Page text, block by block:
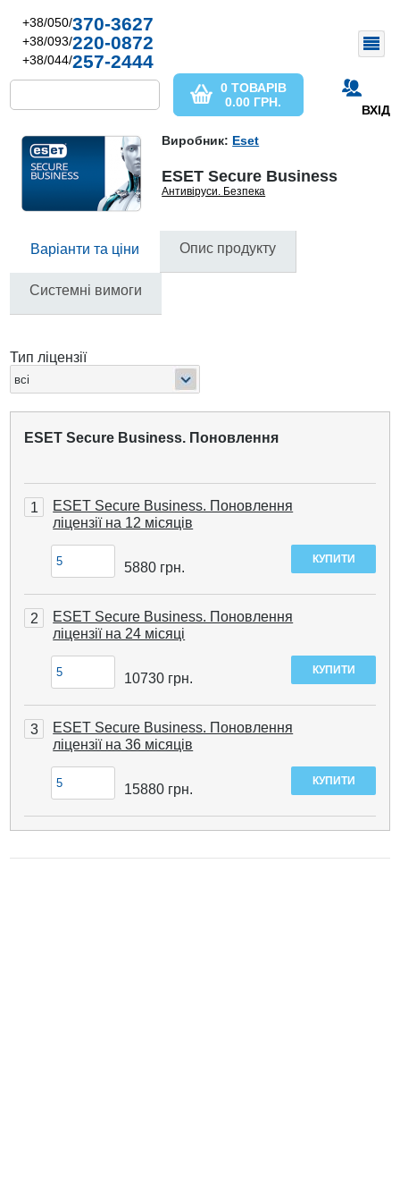
+38/050/370-3627
+38/093/220-0872
+38/044/257-2444
ВХІД
0 ТОВАРІВ
0.00 ГРН.
Виробник: Eset
ESET Secure Business
Антивіруси. Безпека
Варіанти та ціни Опис продукту
Системні вимоги
Тип ліцензії
ESET Secure Business. Поновлення
1
ESET Secure Business. Поновлення
ліцензії на 12 місяців
5880 грн.
2
ESET Secure Business. Поновлення
ліцензії на 24 місяці
10730 грн.
3
ESET Secure Business. Поновлення
ліцензії на 36 місяців
15880 грн.